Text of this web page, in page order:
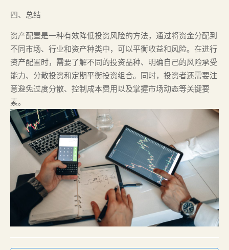
四、总结
资产配置是一种有效降低投资风险的方法，通过将资金分配到
不同市场、行业和资产种类中，可以平衡收益和风险。在进行
资产配置时，需要了解不同的投资品种、明确自己的风险承受
能力、分散投资和定期平衡投资组合。同时，投资者还需要注
意避免过度分散、控制成本费用以及掌握市场动态等关键要
素。